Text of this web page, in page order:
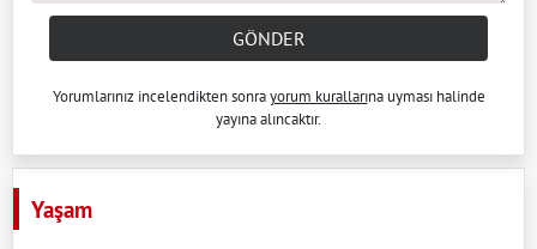
GÖNDER
Yorumlarınız incelendikten sonrayorum kurallarına uyması halinde
yayına alıncaktır.
Yaşam